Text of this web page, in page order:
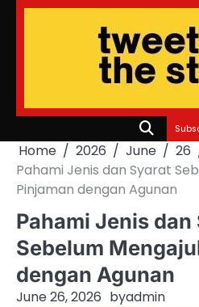
Skip
Home 2026 June
26
Pahami Jenis dan Syarat
Pinjaman dengan Agunan
Pahami Jenis dan
Sebelum
dengan Agunan
June 26, 2026 byadmin